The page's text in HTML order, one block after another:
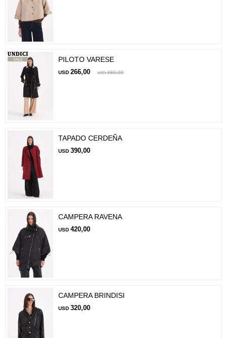
PILOTO VARESE
USD 266,00 USD 380,00
TAPADO CERDEÑA
USD 390,00
CAMPERA RAVENA
USD 420,00
CAMPERA BRINDISI
USD 320,00